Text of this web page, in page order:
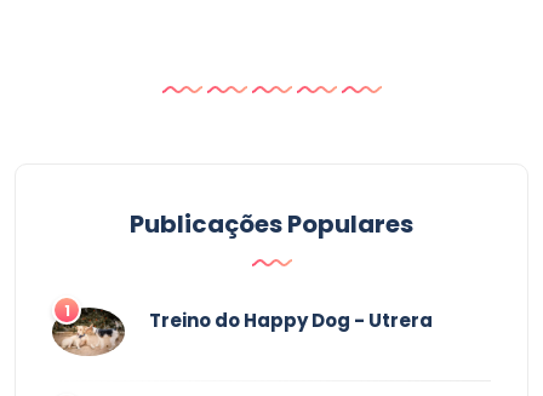
Publicações Populares
1 Treino do Happy Dog - Utrera